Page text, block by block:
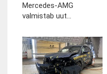
Mercedes-AMG
valmistab uut...